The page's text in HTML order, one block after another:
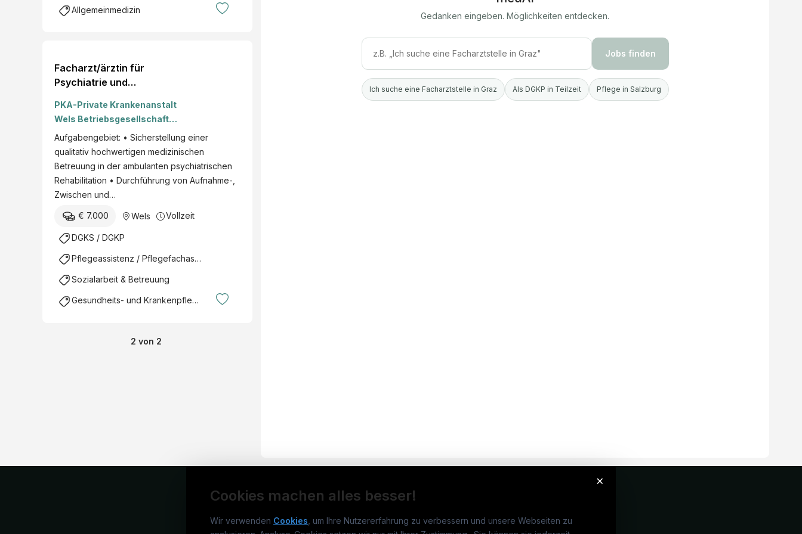
Allgemeinmedizin
Facharzt/ärztin für
Psychiatrie und
Medizin oder Facharzt/
ärztin für Allgemein- und
Familienmedizin mit PSY-
3-Diplom
PKA-Private Krankenanstalt
Wels Betriebsgesellschaft
m.b.H.
Aufgabengebiet: • Sicherstellung einer
qualitativ hochwertigen medizinischen
Betreuung in der ambulanten psychiatrischen
Rehabilitation • Durchführung von Aufnahme-,
Zwischen und…
€ 7.000 Wels Vollzeit
DGKS / DGKP
Pflegeassistenz / Pflegefachassistenz
Sozialarbeit & Betreuung
Gesundheits- und Krankenpflege
2 von 2
Gedanken eingeben. Möglichkeiten entdecken.
Jobs finden
Ich suche eine Facharztstelle in Graz Als DGKP in Teilzeit Pflege in Salzburg
×
Cookies machen alles besser!
Wir verwenden Cookies, um Ihre Nutzererfahrung zu verbessern und unsere Webseiten zu